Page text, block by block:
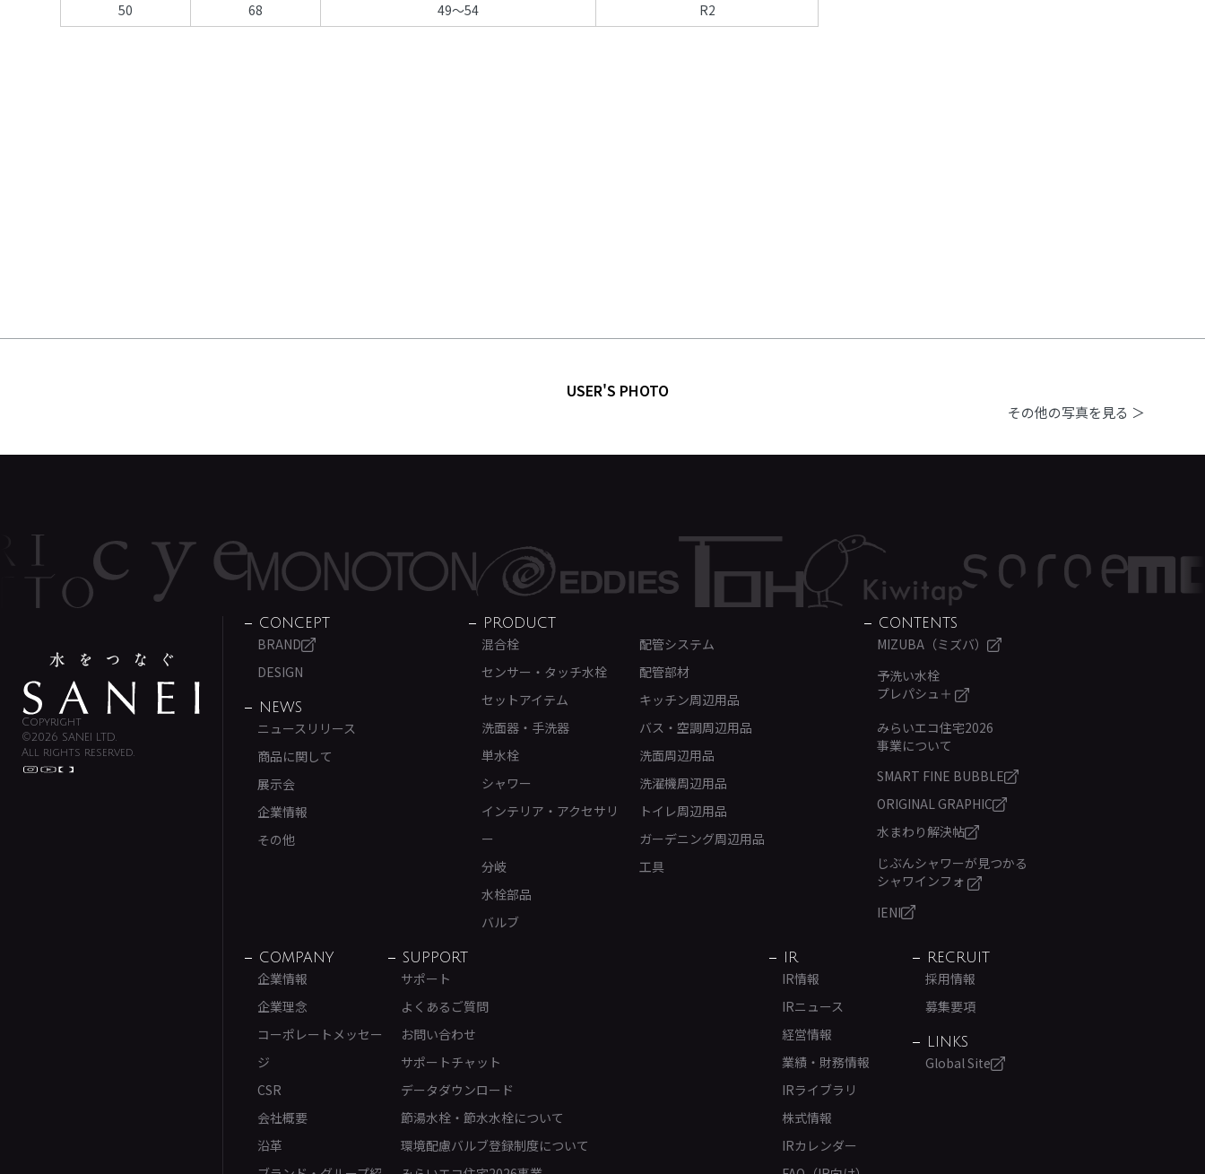
50
68 49～54 R2
USER'S PHOTO
その他の写真を見る ＞
Copyright
©2026 SANEI LTD.
All rights reserved.
CONCEPT
BRAND
DESIGN
NEWS
ニュースリリース
商品に関して
展示会
企業情報
その他
PRODUCT
混合栓
センサー・タッチ水栓
セットアイテム
洗面器・手洗器
単水栓
シャワー
インテリア・アクセサリ
ー
分岐
水栓部品
バルブ
配管システム
配管部材
キッチン周辺用品
バス・空調周辺用品
洗面周辺用品
洗濯機周辺用品
トイレ周辺用品
ガーデニング周辺用品
工具
CONTENTS
MIZUBA（ミズバ）
予洗い水栓
プレパシュ＋
みらいエコ住宅2026
事業について
SMART FINE BUBBLE
ORIGINAL GRAPHIC
水まわり解決帖
じぶんシャワーが見つかる
シャワインフォ
IENI
COMPANY
企業情報
企業理念
コーポレートメッセー
ジ
CSR
会社概要
沿革
SUPPORT
サポート
よくあるご質問
お問い合わせ
サポートチャット
データダウンロード
節湯水栓・節水水栓について
環境配慮バルブ登録制度について
IR
IR情報
IRニュース
経営情報
業績・財務情報
IRライブラリ
株式情報
IRカレンダー
RECRUIT
採用情報
募集要項
LINKS
Global Site